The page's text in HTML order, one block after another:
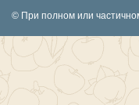
© При полном или